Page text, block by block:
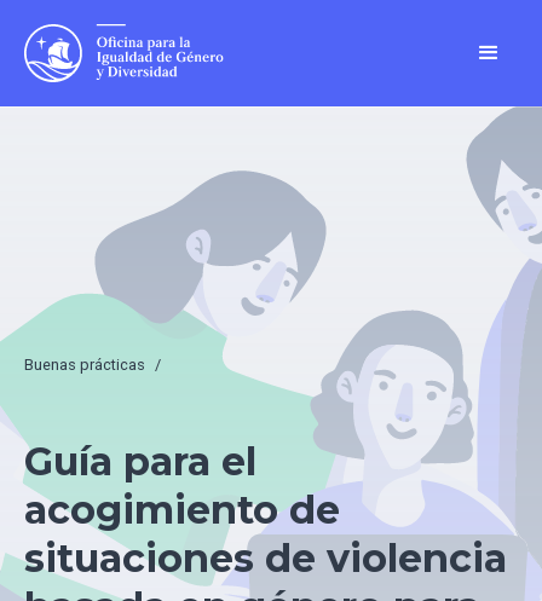
Buenas prácticas /
Guía para el
acogimiento de
situaciones de violencia